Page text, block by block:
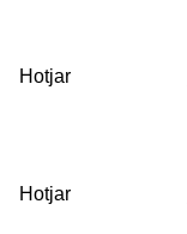
Hotjar
Hotjar